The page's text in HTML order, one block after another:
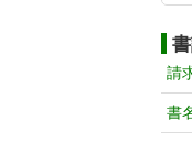
請
書